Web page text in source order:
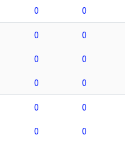
0 0
0 0
0 0
0 0
0 0
0 0